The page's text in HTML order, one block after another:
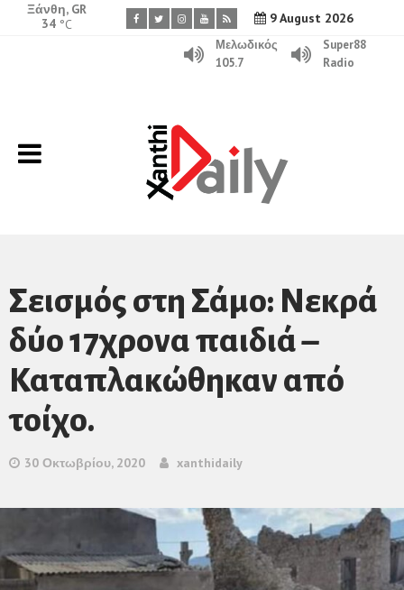
9 August 2026
Ξάνθη, GR
34 °C
Μελωδικός
105.7
Super88
Radio
Σεισμός στη Σάμο: Νεκρά
δύο 17χρονα παιδιά –
Καταπλακώθηκαν από
τοίχο.
30 Οκτωβρίου, 2020 xanthidaily